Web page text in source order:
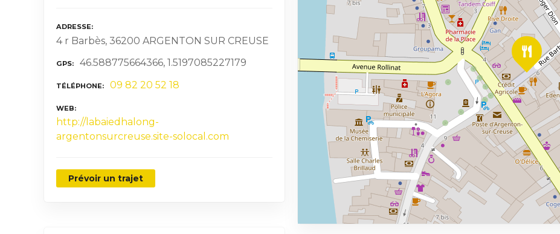
ADRESSE
4 r Barbès, 36200 ARGENTON SUR CREUSE
GPS 46.588775664366, 1.5197085227179
TÉLÉPHONE 09 82 20 52 18
WEB
http://labaiedhalong-
argentonsurcreuse.site-solocal.com
Prévoir un trajet